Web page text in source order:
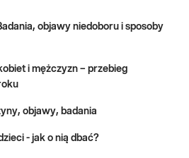
w wykrywaniu infekcji, stanów
i innych zaburzeń.
objawy niedoboru i sposoby
i mężczyzn – przebieg
objawy, badania
- jak o nią dbać?